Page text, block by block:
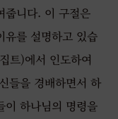
줍니다. 이 구절은
유를 설명하고 있습
트)에서 인도하여
들을 경배하면서 하
이 하나님의 명령을